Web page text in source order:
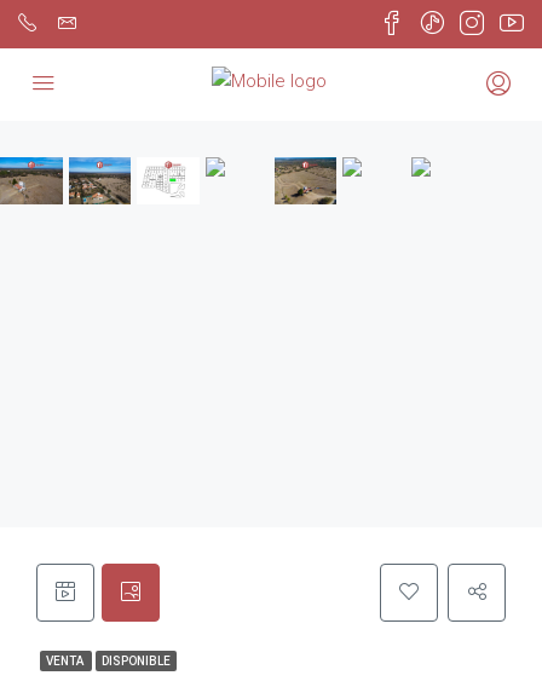
VENTA DISPONIBLE